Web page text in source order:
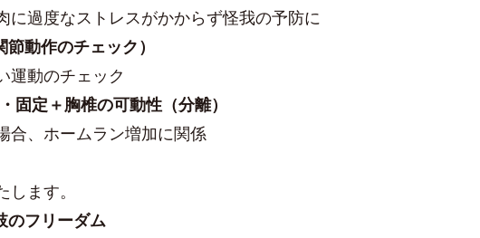
に過度なストレスがかからず怪我の予防に
動作のチェック）
運動のチェック
固定＋胸椎の可動性（分離）
合、ホームラン増加に関係
します。
のフリーダム